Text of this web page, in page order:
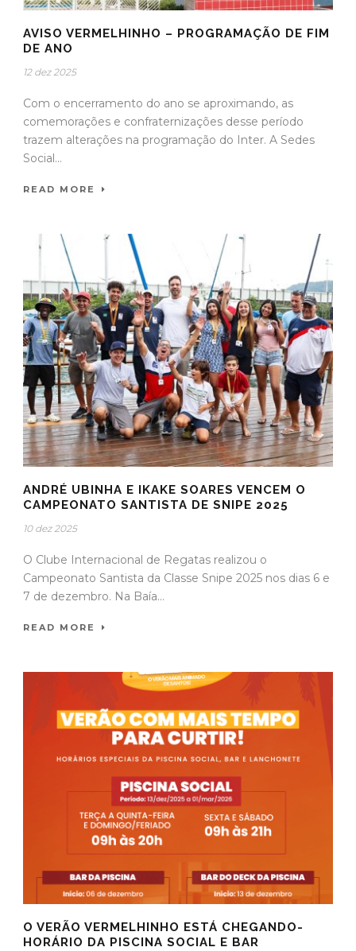
AVISO VERMELHINHO – PROGRAMAÇÃO DE FIM
DE ANO
12 dez 2025
Com o encerramento do ano se aproximando, as
comemorações e confraternizações desse período
trazem alterações na programação do Inter. A Sedes
Social...
READ MORE
ANDRÉ UBINHA E IKAKE SOARES VENCEM O
CAMPEONATO SANTISTA DE SNIPE 2025
10 dez 2025
O Clube Internacional de Regatas realizou o
Campeonato Santista da Classe Snipe 2025 nos dias 6 e
7 de dezembro. Na Baía...
READ MORE
O VERÃO VERMELHINHO ESTÁ CHEGANDO-
HORÁRIO DA PISCINA SOCIAL E BAR